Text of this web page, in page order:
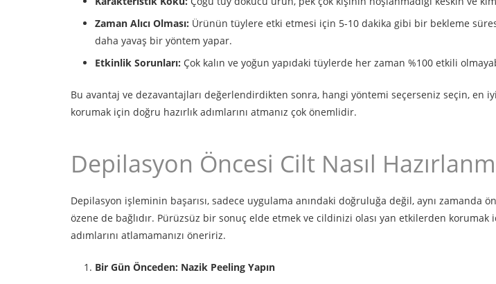
Zaman Alıcı Olması: Ürünün tüylere etki etmesi için 5-10 dakika gibi bir bekleme
daha yavaş bir yöntem yapar.
Etkinlik Sorunları: Çok kalın ve yoğun yapıdaki tüylerde her zaman %100 etkili
Bu avantaj ve dezavantajları değerlendirdikten sonra, hangi yöntemi seçerseniz seçin, en
korumak için doğru hazırlık adımlarını atmanız çok önemlidir.
Depilasyon Öncesi Cilt Nasıl
Depilasyon işleminin başarısı, sadece uygulama anındaki doğruluğa değil, aynı zamanda
özene de bağlıdır. Pürüzsüz bir sonuç elde etmek ve cildinizi olası yan etkilerden korumak
adımlarını atlamamanızı öneririz.
Bir Gün Önceden: Nazik Peeling Yapın